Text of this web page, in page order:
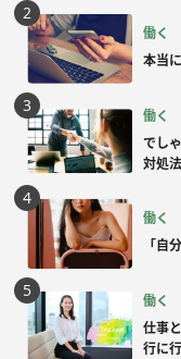
働く
本当
働く
でし
対処法
働く
「自
働く
仕事
行に